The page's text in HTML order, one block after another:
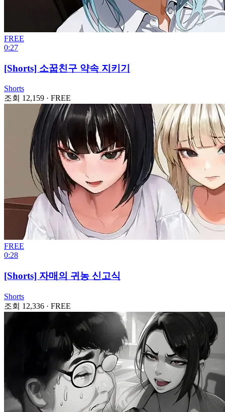
FREE
0:27
[Shorts] 소꿉친구 약속 지키기
Shorts
조회 12,159 · FREE
FREE
0:28
[Shorts] 자매의 귀농 신고식
Shorts
조회 12,336 · FREE